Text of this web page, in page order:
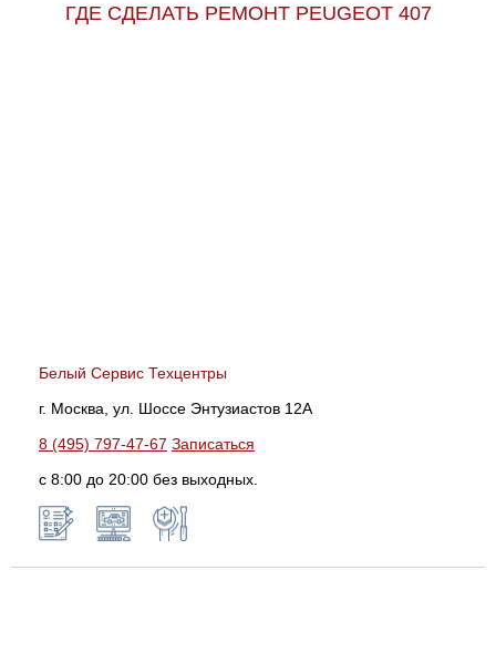
ГДЕ СДЕЛАТЬ РЕМОНТ PEUGEOT 407
Белый Сервис Техцентры
г. Москва, ул. Шоссе Энтузиастов 12А
8 (495) 797-47-67 Записаться
с 8:00 до 20:00 без выходных.